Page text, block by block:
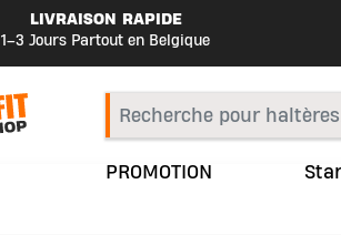
LIVRAISON RAPIDE
1–3 Jours Partout en Belgique
PROMOTION